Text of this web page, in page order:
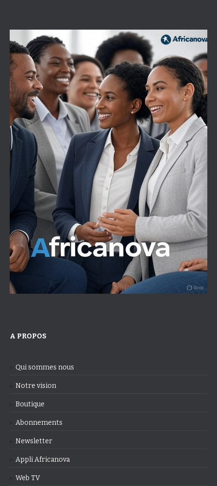
A PROPOS
Qui sommes nous
Notre vision
Boutique
Abonnements
Newsletter
Appli Africanova
Web TV